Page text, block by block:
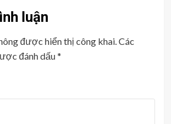
luận
được hiển thị công khai.Các
đánh dấu*